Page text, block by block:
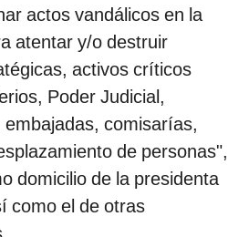
actos vandálicos en la
atentar y/o destruir
activos críticos
Poder Judicial,
comisarías,
de personas",
domicilio de la presidenta
como el de otras